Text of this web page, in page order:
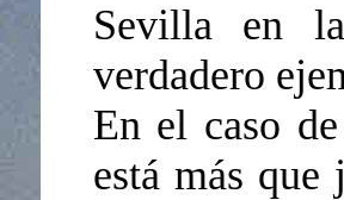
Sevilla en
verdadero
En el caso
está más